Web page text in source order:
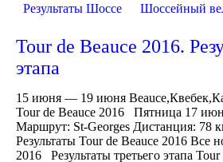
Результаты Шоссе
Шоссейный
Tour de Beauce 2016.
этапа
15 июня — 19 июня
Tour de Beauce 2016 Пятница 17
Маршрут: St-Georges Дистанция: 78
Результаты Tour de Beauce 2016 Все
2016 Результаты третьего этапа